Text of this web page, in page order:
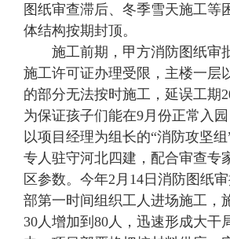
图纸审查滞后、冬季雪天施工等
体结构按期封顶。
施工前期，甲方消防图纸审
施工许可证办理受限，主楼一层
的部分无法按时施工，延误工期
为保证孩子们能在9月份正常入
以项目经理为组长的“消防攻坚
专人驻守河北四建，配合审查专
区参数。今年2月14日消防图纸
部第一时间组织工人进场施工，
30人增加到80人，迅速形成大干